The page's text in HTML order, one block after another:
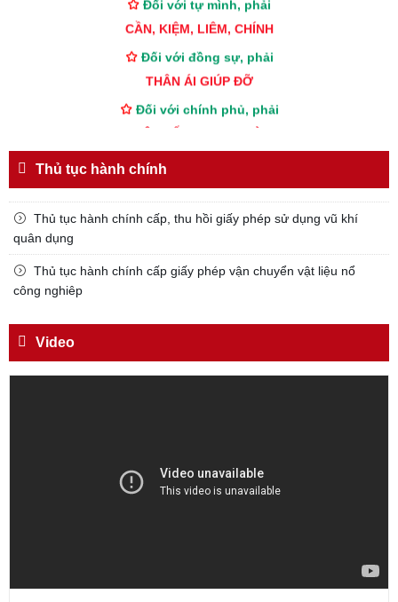
CẦN, KIỆM, LIÊM, CHÍNH
THÂN ÁI GIÚP ĐỠ
TUYỆT ĐỐI TRUNG THÀNH
Đối với nhân dân, phải
KÍNH TRỌNG LỄ PHÉP
Đối với công việc, phải
TẬN TỤY
Đối với địch, phải
CƯƠNG QUYẾT, KHÔN KHÉO
gửi Công an Khu XII,
Thủ tục hành chính
Thủ tục hành chính cấp, thu hồi giấy phép sử dụng vũ khí
quân dụng
Thủ tục hành chính cấp giấy phép vận chuyển vật liệu nổ
công nghiêp
Video